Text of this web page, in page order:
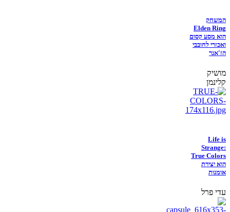
המשחק
Elden Ring
הוא מסע קסום
ואכזרי לחובבי
הז'אנר
מושיק
קלינמן
Life is
Strange:
True Colors
הוא יצירת
אומנות
עדי פרל